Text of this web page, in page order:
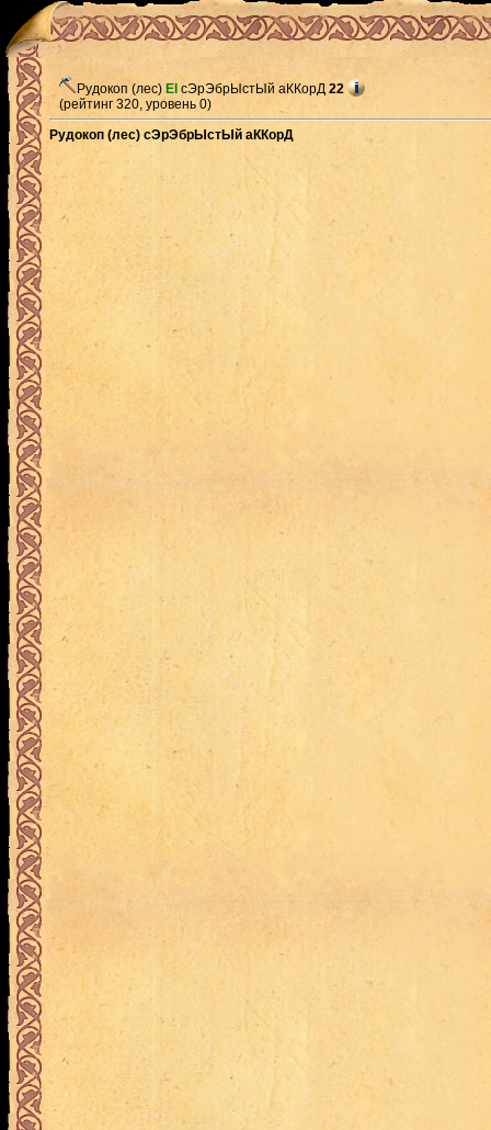
Рудокоп (лес) El сЭрЭбрЫстЫй аККорД 22
(рейтинг 320, уровень 0)
Рудокоп (лес) сЭрЭбрЫстЫй аККорД